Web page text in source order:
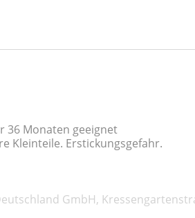
36 Monaten geeignet
Kleinteile. Erstickungsgefahr.
GmbH,